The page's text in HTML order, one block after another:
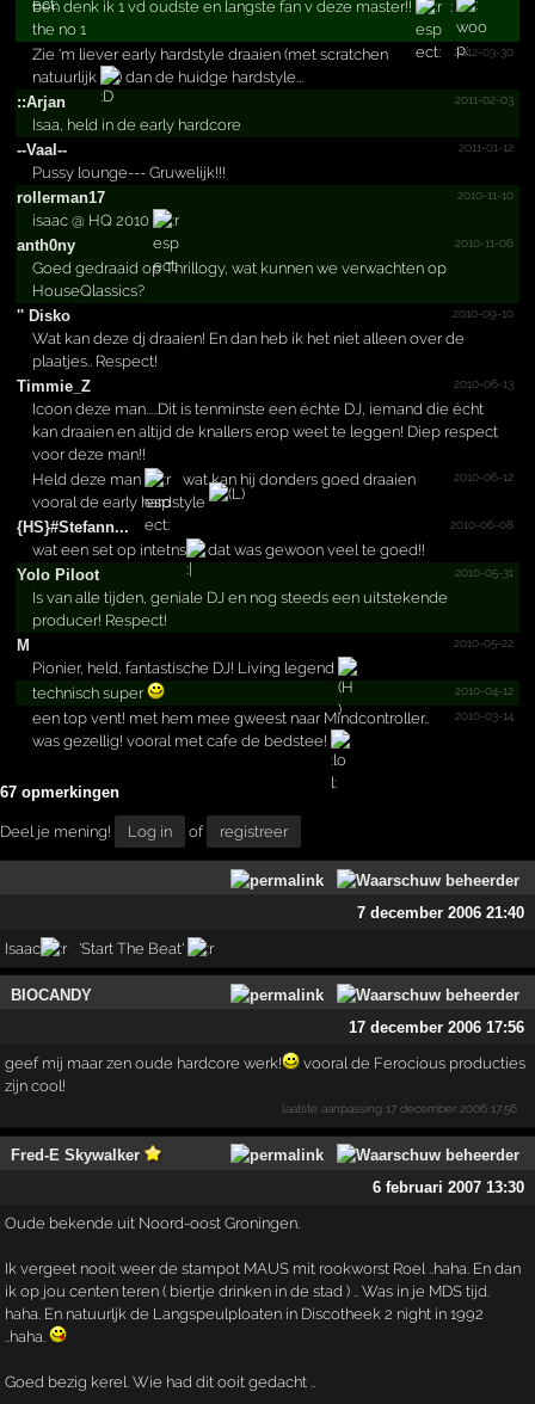
ben denk ik 1 vd oudste en langste fan v deze master!!
:
the no 1
2012-03-30
Zie 'm liever early hardstyle draaien (met scratchen
natuurlijk
) dan de huidge hardstyle...
::Arjan
2011-02-03
Isaa, held in de early hardcore
--Vaal--
2011-01-12
Pussy lounge--- Gruwelijk!!!
rollerman17
2010-11-10
isaac @ HQ 2010
anth0ny
2010-11-06
Goed gedraaid op Thrillogy, wat kunnen we verwachten op
HouseQlassics?
'' Disko
2010-09-10
Wat kan deze dj draaien! En dan heb ik het niet alleen over de
plaatjes.. Respect!
Timmie_Z
2010-06-13
Icoon deze man.....Dit is tenminste een échte DJ, iemand die écht
kan draaien en altijd de knallers erop weet te leggen! Diep respect
voor deze man!!
2010-06-12
Held deze man
wat kan hij donders goed draaien
vooral de early hardstyle
{HS}#­Stefann...­
2010-06-08
wat een set op intetns
dat was gewoon veel te goed!!
Yolo Piloot
2010-05-31
Is van alle tijden, geniale DJ en nog steeds een uitstekende
producer! Respect!
M
2010-05-22
Pionier, held, fantastische DJ! Living legend
2010-04-12
technisch super
2010-03-14
een top vent! met hem mee gweest naar Mindcontroller..
was gezellig! vooral met cafe de bedstee!
67 opmerkingen
Deel je mening! Log in of registreer
7 december 2006 21:40
Isaac 'Start The Beat'
BIOCANDY
17 december 2006 17:56
geef mij maar zen oude hardcore werk!
vooral de Ferocious producties
zijn cool!
laatste aanpassing17 december 2006 17:56
Fred-E Skywalker
6 februari 2007 13:30
Oude bekende uit Noord-oost Groningen.
Ik vergeet nooit weer de stampot MAUS mit rookworst Roel ..haha. En dan
ik op jou centen teren ( biertje drinken in de stad ) .. Was in je MDS tijd.
haha. En natuurljk de Langspeulploaten in Discotheek 2 night in 1992
..haha.
Goed bezig kerel. Wie had dit ooit gedacht ..